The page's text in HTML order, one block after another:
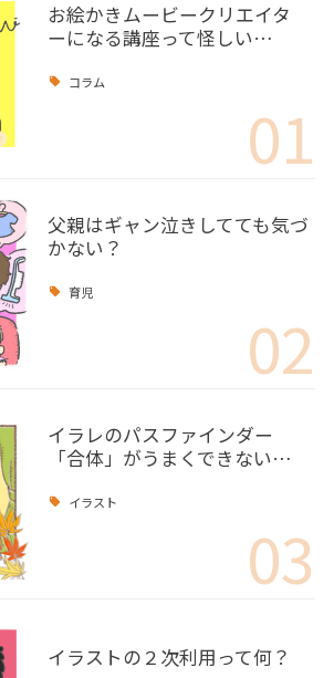
お絵かきムービークリエイタ
ーになる講座って怪しい…
コラム
01
父親はギャン泣きしてても気づ
かない？
育児
02
イラレのパスファインダー
「合体」がうまくできない…
イラスト
03
イラストの２次利用って何？